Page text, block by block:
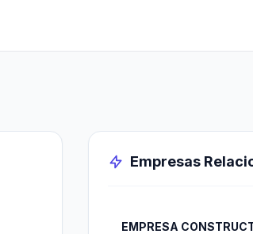
Empresas
EMPRESA